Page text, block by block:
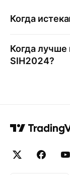
Когда
Когда
SIH2024?